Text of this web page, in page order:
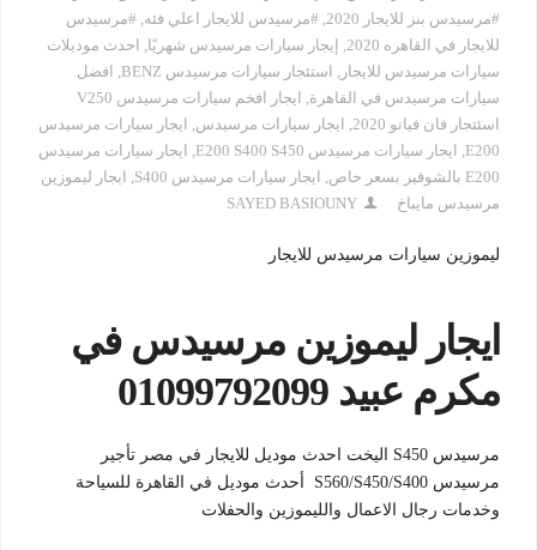
#مرسيدس بنز للايجار 2020
#مرسيدس للايجار اعلي فئه #مرسيدس
للايجار في القاهره 2020
إيجار سيارات مرسيدس شهريًا
احدث موديلات
سيارات مرسيدس للايجار
استئجار سيارات مرسيدس BENZ
افضل
سيارات مرسيدس في القاهرة
ايجار افخم سيارات مرسيدس V250
اسئتجار فان فيانو 2020
ايجار سيارات مرسيدس
ايجار سيارات مرسيدس
E200
ايجار سيارات مرسيدس E200 S400 S450‏
ايجار سيارات مرسيدس
E200 بالشوفير بسعر خاص
ايجار سيارات مرسيدس S400
ايجار ليموزين
مرسيدس مايباخ
SAYED BASIOUNY
ليموزين سيارات مرسيدس للايجار
ايجار ليموزين مرسيدس في
مكرم عبيد 01099792099
مرسيدس S450 اليخت احدث موديل للايجار في مصر تأجير
مرسيدس S560/S450/S400 أحدث موديل في القاهرة للسياحة
وخدمات رجال الاعمال والليموزين والحفلات